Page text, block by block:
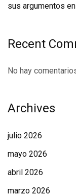
sus argumentos
Recent
No hay
Archives
julio 2026
mayo 2026
abril 2026
marzo 2026